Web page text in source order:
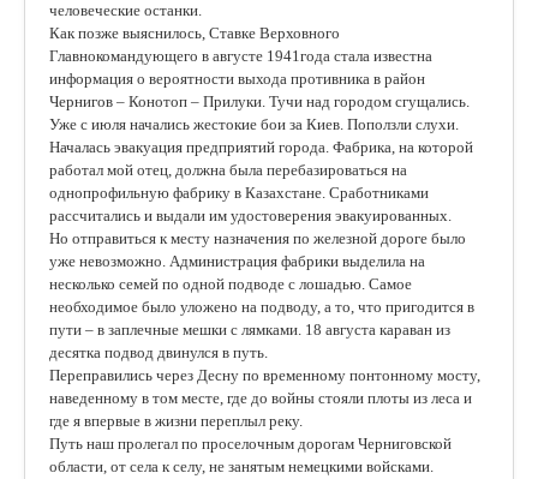
человеческие останки.
Как позже выяснилось, Ставке Верховного
Главнокомандующего в августе 1941года стала известна
информация о вероятности выхода противника в район
Чернигов – Конотоп – Прилуки. Тучи над городом сгущались.
Уже с июля начались жестокие бои за Киев. Поползли слухи.
Началась эвакуация предприятий города. Фабрика, на которой
работал мой отец, должна была перебазироваться на
однопрофильную фабрику в Казахстане. Сработниками
рассчитались и выдали им удостоверения эвакуированных.
Но отправиться к месту назначения по железной дороге было
уже невозможно. Администрация фабрики выделила на
несколько семей по одной подводе с лошадью. Самое
необходимое было уложено на подводу, а то, что пригодится в
пути – в заплечные мешки с лямками. 18 августа караван из
десятка подвод двинулся в путь.
Переправились через Десну по временному понтонному мосту,
наведенному в том месте, где до войны стояли плоты из леса и
где я впервые в жизни переплыл реку.
Путь наш пролегал по проселочным дорогам Черниговской
области, от села к селу, не занятым немецкими войсками.